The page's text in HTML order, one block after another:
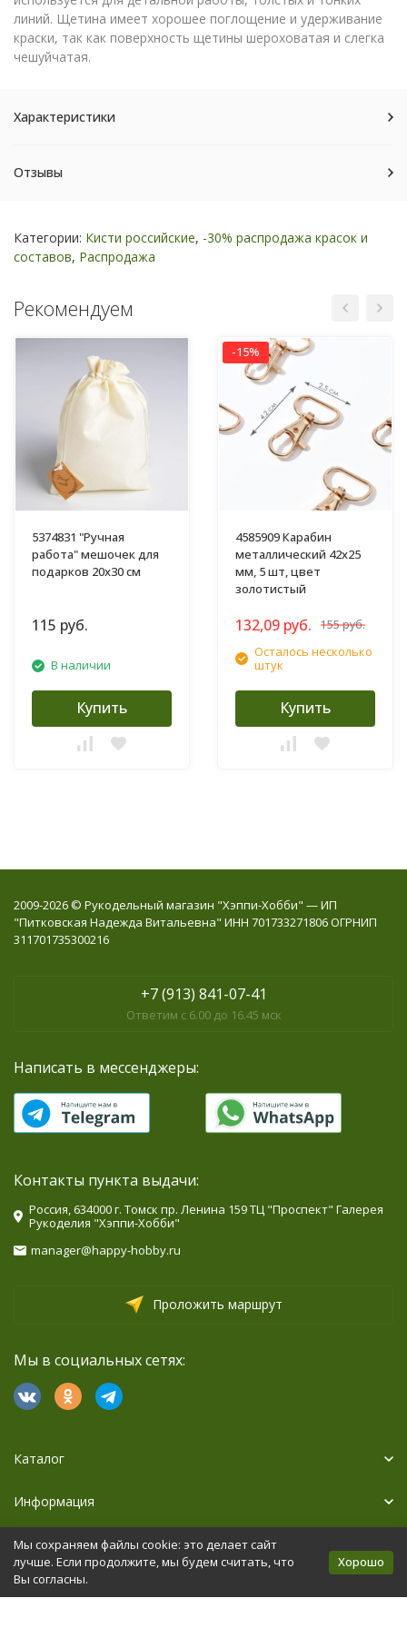
линий. Щетина имеет хорошее поглощение и удерживание
краски, так как поверхность щетины шероховатая и слегка
чешуйчатая.
Характеристики
Отзывы
Категории: Кисти российские, -30% распродажа красок и
составов, Распродажа
Рекомендуем
5374831 "Ручная
работа" мешочек для
подарков 20х30 см
115 руб.
В наличии
Купить
-15%
4585909 Карабин
металлический 42х25
мм, 5 шт, цвет
золотистый
132,09 руб. 155 руб.
Осталось несколько
штук
Купить
2009-2026 © Рукодельный магазин "Хэппи-Хобби" — ИП
"Питковская Надежда Витальевна" ИНН 701733271806 ОГРНИП
311701735300216
+7 (913) 841-07-41
Ответим с 6.00 до 16.45 мск
Написать в мессенджеры:
Контакты пункта выдачи:
Россия, 634000 г. Томск пр. Ленина 159 ТЦ "Проспект" Галерея
Рукоделия "Хэппи-Хобби"
manager@happy-hobby.ru
Проложить маршрут
Мы в социальных сетях:
Каталог
Информация
Дополнительно
Политика персональных данных Карта сайта
Мы сохраняем файлы cookie: это делает сайт
лучше. Если продолжите, мы будем считать, что
Вы согласны.
Хорошо